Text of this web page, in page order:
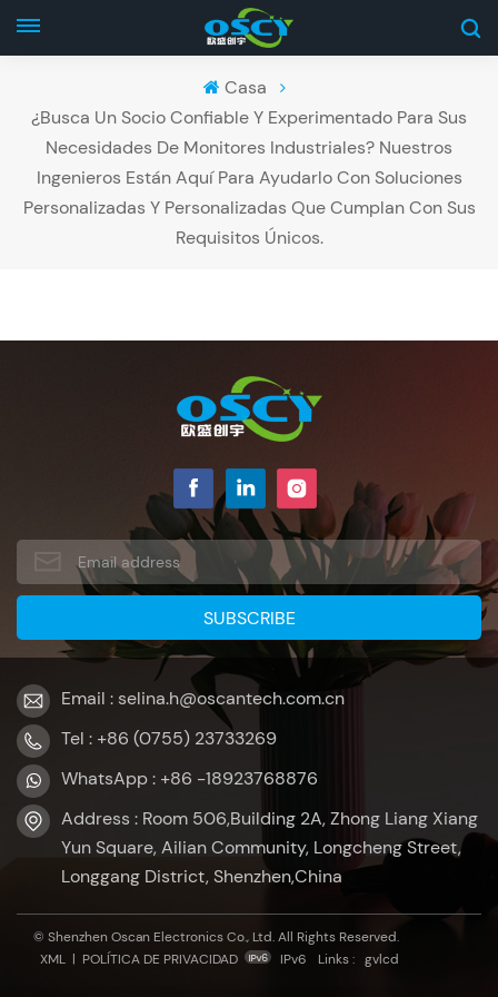
Casa
¿Busca Un Socio Confiable Y Experimentado Para Sus
Necesidades De Monitores Industriales? Nuestros
Ingenieros Están Aquí Para Ayudarlo Con Soluciones
Personalizadas Y Personalizadas Que Cumplan Con Sus
Requisitos Únicos.
Email : selina.h@oscantech.com.cn
Tel : +86 (0755) 23733269
WhatsApp : +86 -18923768876
Address : Room 506,Building 2A, Zhong Liang Xiang
Yun Square, Ailian Community, Longcheng Street,
Longgang District, Shenzhen,China
© Shenzhen Oscan Electronics Co., Ltd. All Rights Reserved.
XML | POLÍTICA DE PRIVACIDAD IPv6 Links : gvlcd